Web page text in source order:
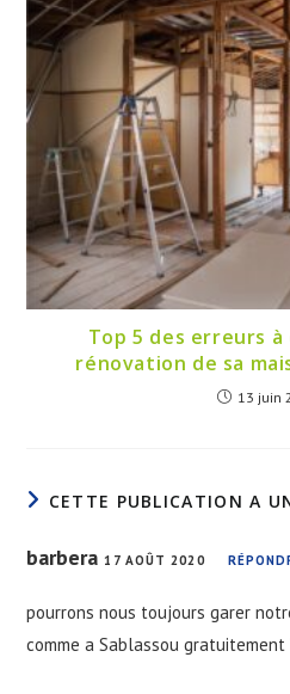
Top 5 des erreurs
rénovation de sa
13 juin
CETTE PUBLICATION A
barbera17 AOÛT 2020
pourrons nous toujours garer
comme a Sablassou gratuitement